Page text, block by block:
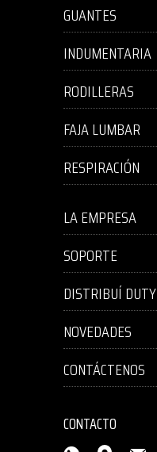
GUANTES
INDUMENTARIA
RODILLERAS
FAJA LUMBAR
RESPIRACIÓN
LA EMPRESA
SOPORTE
DISTRIBUÍ DUTY
NOVEDADES
CONTÁCTENOS
CONTACTO